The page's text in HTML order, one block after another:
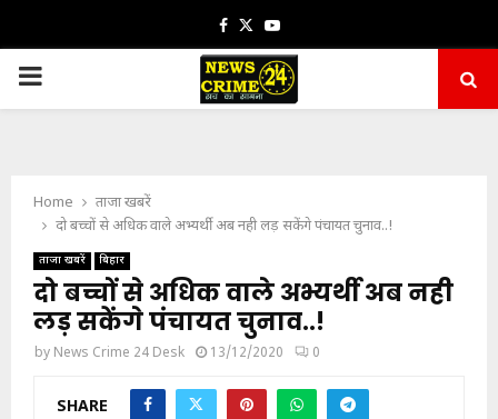
Facebook
TwitterYoutube
PRIMARY
Home
ताजा खबरें
दो बच्चों से अधिक वाले अभ्यर्थी अब नही लड़ सकेंगे पंचायत चुनाव..!
ताजा खबरें बिहार
दो बच्चों से अधिक वाले अभ्यर्थी अब नही
लड़ सकेंगे पंचायत चुनाव..!
by News Crime 24 Desk 13/12/2020 0
SHARE